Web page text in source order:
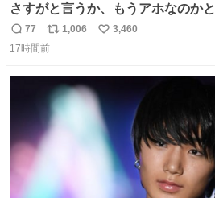
さすがと言うか、もうアホなのかと
返
信
77
リ
ポ
ト
数
1,006
い
3,460
17時間前